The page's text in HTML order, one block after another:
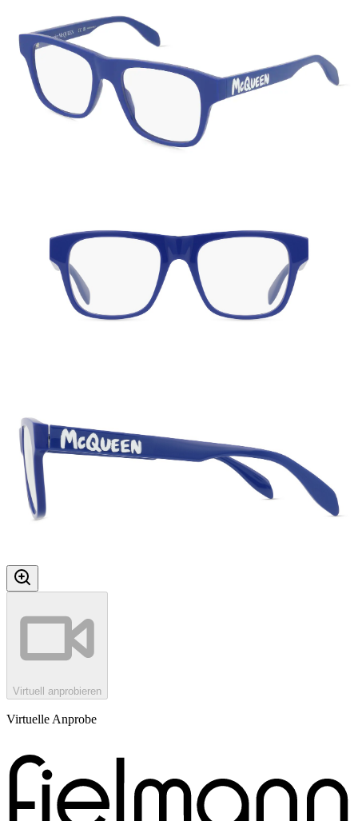
Virtuell anprobieren
Virtuelle Anprobe